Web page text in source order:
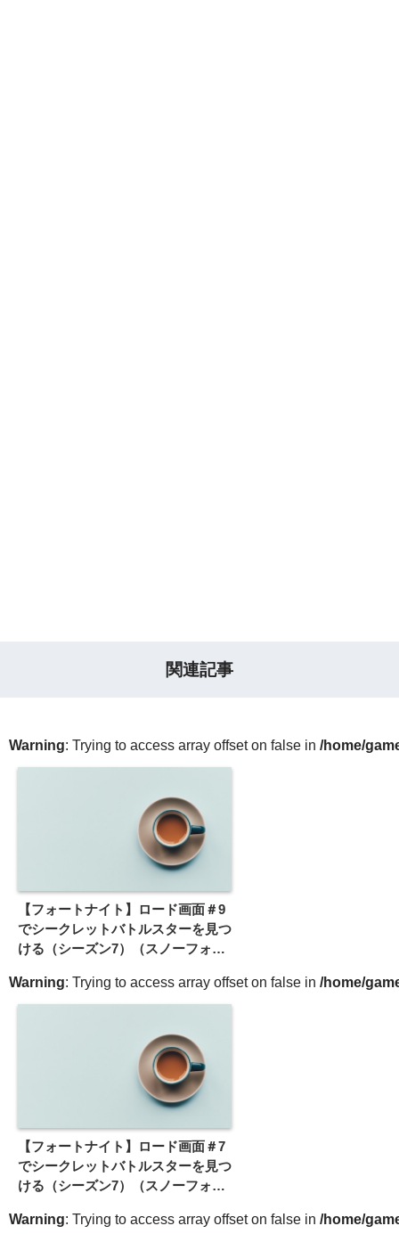
関連記事
Warning: Trying to access array offset on false in /home/
【フォートナイト】ロード画面＃9
でシークレットバトルスターを見つ
ける（シーズン7）（スノーフォー
Warning: Trying to access array offset on false in /home/
【フォートナイト】ロード画面＃7
でシークレットバトルスターを見つ
ける（シーズン7）（スノーフォー
Warning: Trying to access array offset on false in /home/